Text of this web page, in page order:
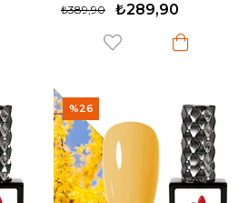
₺289,90
₺389,90
%26